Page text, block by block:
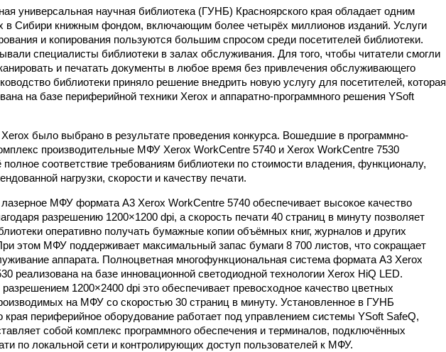
универсальная научная библиотека (ГУНБ) Красноярского края обладает одним
в Сибири книжным фондом, включающим более четырёх миллионов изданий. Услуги
и копирования пользуются большим спросом среди посетителей библиотеки.
специалисты библиотеки в залах обслуживания. Для того, чтобы читатели смогли
и печатать документы в любое время без привлечения обслуживающего
библиотеки приняло решение внедрить новую услугу для посетителей, которая
на базе периферийной техники Xerox и аппаратно-программного решения YSoft
было выбрано в результате проведения конкурса. Вошедшие в программно-
производительные МФУ Xerox WorkCentre 5740 и Xerox WorkCentre 7530
полное соответствие требованиям библиотеки по стоимости владения, функционалу,
нагрузки, скорости и качеству печати.
МФУ формата A3 Xerox WorkCentre 5740 обеспечивает высокое качество
разрешению 1200×1200 dpi, а скорость печати 40 страниц в минуту позволяет
оперативно получать бумажные копии объёмных книг, журналов и других
этом МФУ поддерживает максимальный запас бумаги 8 700 листов, что сокращает
аппарата. Полноцветная многофункциональная система формата A3 Xerox
реализована на базе инновационной светодиодной технологии Xerox HiQ LED.
1200×2400 dpi это обеспечивает превосходное качество цветных
на МФУ со скоростью 30 страниц в минуту. Установленное в ГУНБ
края периферийное оборудование работает под управлением системы YSoft SafeQ,
собой комплекс программного обеспечения и терминалов, подключённых
по локальной сети и контролирующих доступ пользователей к МФУ.